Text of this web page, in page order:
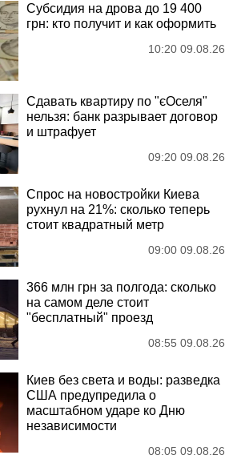
Субсидия на дрова до 19 400
грн: кто получит и как оформить
10:20 09.08.26
Сдавать квартиру по "єОселя"
нельзя: банк разрывает договор
и штрафует
09:20 09.08.26
Спрос на новостройки Киева
рухнул на 21%: сколько теперь
стоит квадратный метр
09:00 09.08.26
366 млн грн за полгода: сколько
на самом деле стоит
"бесплатный" проезд
08:55 09.08.26
Киев без света и воды: разведка
США предупредила о
масштабном ударе ко Дню
независимости
08:05 09.08.26